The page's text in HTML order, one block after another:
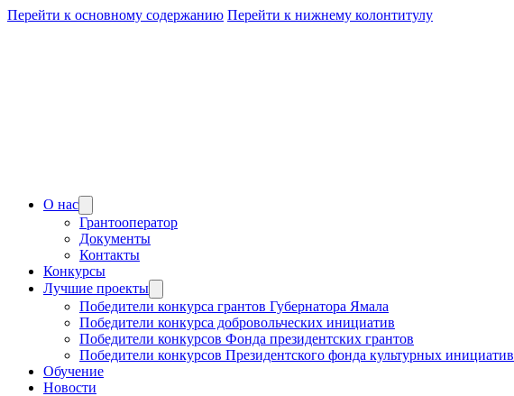
Перейти к основному содержанию Перейти к нижнему колонтитулу
О нас
Грантооператор
Документы
Контакты
Конкурсы
Лучшие проекты
Победители конкурса грантов Губернатора Ямала
Победители конкурса добровольческих инициатив
Победители конкурсов Фонда президентских грантов
Победители конкурсов Президентского фонда культурных инициатив
Обучение
Новости